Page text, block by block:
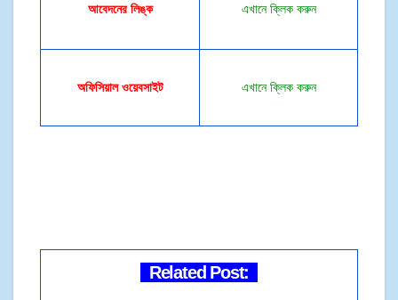
আবেদনের লিঙ্ক এখানে ক্লিক করুন
অফিসিয়াল ওয়েবসাইট এখানে ক্লিক করুন
Related Post: